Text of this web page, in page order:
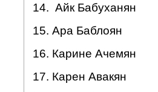
14. Айк Бабуханян
15. Ара Баблоян
16. Карине Ачемян
17. Карен Авакян